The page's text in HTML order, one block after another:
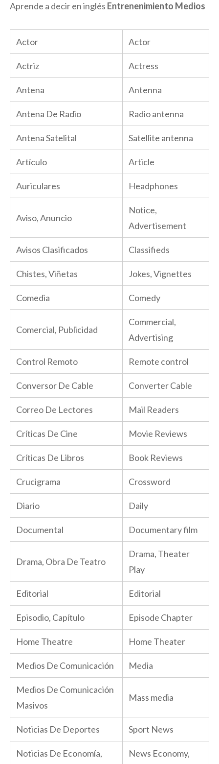
Aprende a decir en inglés Entrenenimiento Medios
Actor Actor
Actriz Actress
Antena Antenna
Antena De Radio Radio antenna
Antena Satelital Satellite antenna
Artículo Article
Auriculares Headphones
Aviso, Anuncio
Notice,
Advertisement
Avisos Clasificados Classifieds
Chistes, Viñetas Jokes, Vignettes
Comedia Comedy
Comercial, Publicidad
Commercial,
Advertising
Control Remoto Remote control
Conversor De Cable Converter Cable
Correo De Lectores Mail Readers
Críticas De Cine Movie Reviews
Críticas De Libros Book Reviews
Crucigrama Crossword
Diario Daily
Documental Documentary film
Drama, Obra De Teatro
Drama, Theater
Play
Editorial Editorial
Episodio, Capítulo Episode Chapter
Home Theatre Home Theater
Medios De Comunicación Media
Medios De Comunicación
Masivos
Mass media
Noticias De Deportes Sport News
Noticias De Economía,
News Economy,